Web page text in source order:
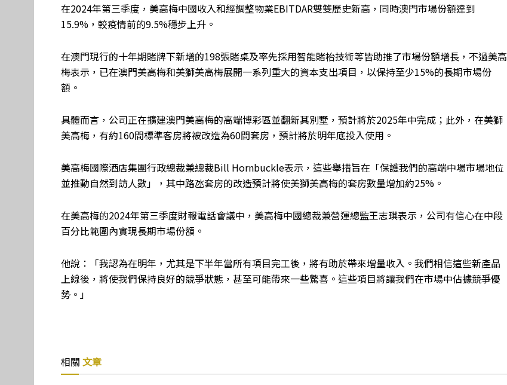
在2024年第三季度，美高梅中國收入和經調整物業EBITDAR雙雙歷史新高，同時澳門市場份額達到
15.9%，較疫情前的9.5%穩步上升。
在澳門現行的十年期賭牌下新增的198張賭桌及率先採用智能賭枱技術等皆助推了市場份額增長，不過美高
梅表示，已在澳門美高梅和美獅美高梅展開一系列重大的資本支出項目，以保持至少15%的長期市場份
額。
具體而言，公司正在擴建澳門美高梅的高端博彩區並翻新其別墅，預計將於2025年中完成；此外，在美獅
美高梅，有約160間標準客房將被改造為60間套房，預計將於明年底投入使用。
美高梅國際酒店集團行政總裁兼總裁Bill Hornbuckle表示，這些舉措旨在「保護我們的高端中場市場地位
並推動自然到訪人數」，其中路氹套房的改造預計將使美獅美高梅的套房數量增加約25%。
在美高梅的2024年第三季度財報電話會議中，美高梅中國總裁兼營運總監王志琪表示， 公司有信心在中段
百分比範圍內實現長期市場份額。
他說：「我認為在明年，尤其是下半年當所有項目完工後，將有助於帶來增量收入。我們相信這些新產品
上線後，將使我們保持良好的競爭狀態，甚至可能帶來一些驚喜。這些項目將讓我們在市場中佔據競爭優
勢。」
相關 文章